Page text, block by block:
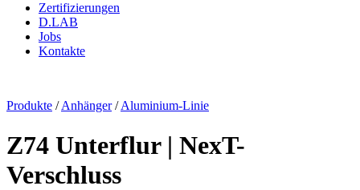
Zertifizierungen
D.LAB
Jobs
Kontakte
Produkte /Anhänger/Aluminium-Linie
Z74 Unterflur | NexT-
Verschluss